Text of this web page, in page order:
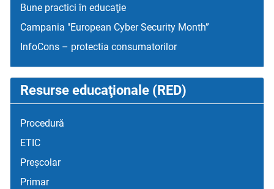
Bune practici în educaţie
Campania "European Cyber Security Month”
InfoCons – protectia consumatorilor
Resurse educaţionale (RED)
Procedură
ETIC
Preșcolar
Primar